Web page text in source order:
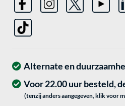
Alternate en
Voor 22.00 uur besteld,
(tenzij anders aangegeven, klik voor